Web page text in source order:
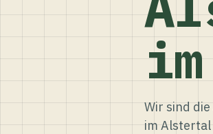
Wir sind
im